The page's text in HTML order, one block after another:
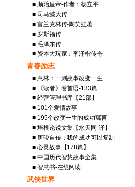
■ 顺治皇帝-作者：杨立平
■ 司马懿大传
■ 富兰克林传-陶笑虹著
■ 罗斯福传
■ 毛泽东传
■ 资本大玩家：李泽楷传奇
青春励志
■ 意林：一则故事改变一生
■ 《读者》卷首语-133篇
■ 经营管理书库【21部】
■ 101个爱情故事
■ 195个改变一生的成功寓言
■ 培根论说文集【水天同-译】
■ 唐骏自传：我的成功可以复制
■ 心灵故事【178篇】
■ 中国历代智慧故事全集
■ 智慧书-在线阅读
武侠世界